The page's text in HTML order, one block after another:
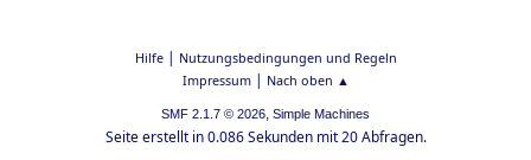
Hilfe| Nutzungsbedingungen und Regeln
Impressum| Nach oben ▲
SMF 2.1.7 © 2026, Simple Machines
Seite erstellt in 0.086 Sekunden mit 20 Abfragen.